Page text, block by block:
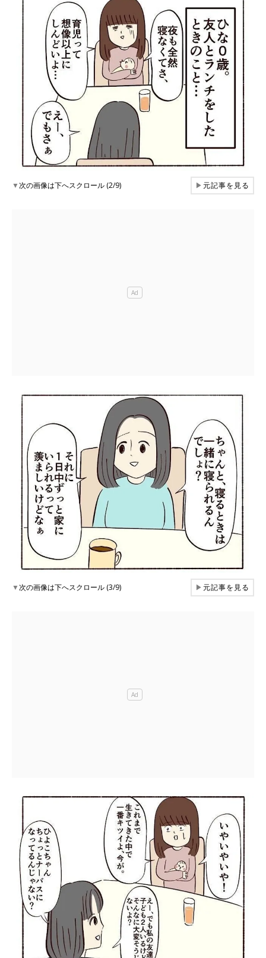
▼次の画像は下へスクロール (2/9) ▶元記事を見る
▼次の画像は下へスクロール (3/9) ▶元記事を見る